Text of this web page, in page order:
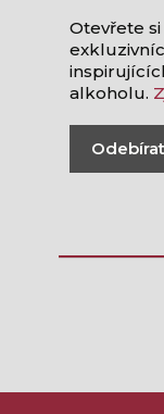
Otevřete
alkoholu.
Odebírat